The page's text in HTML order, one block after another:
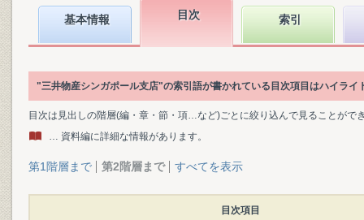
基本情報 目次 索引
"三井物産シンガポール支店"の索引語が書かれている目次項目はハイライ
目次は見出しの階層(編・章・節・項…など)ごとに絞り込んで見ることがで
… 資料編に詳細な情報があります。
第1階層まで 第2階層まで すべてを表示
目次項目